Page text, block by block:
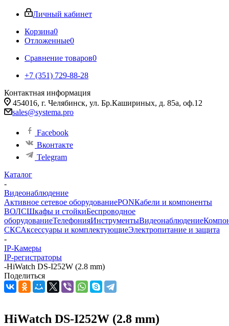
Личный кабинет
Корзина0
Отложенные0
Сравнение товаров0
+7 (351) 729-88-28
Контактная информация
454016, г. Челябинск, ул. Бр.Кашириных, д. 85а, оф.12
sales@systema.pro
Facebook
Вконтакте
Telegram
Каталог
-
Видеонаблюдение
Активное сетевое оборудованиеPONКабели и компоненты
ВОЛСШкафы и стойкиБеспроводное
оборудованиеТелефонияИнструментыВидеонаблюдение
СКСАксессуары и комплектующиеЭлектропитание и защита
-
IP-Камеры
IP-регистраторы
-HiWatch DS-I252W (2.8 mm)
Поделиться
HiWatch DS-I252W (2.8 mm)